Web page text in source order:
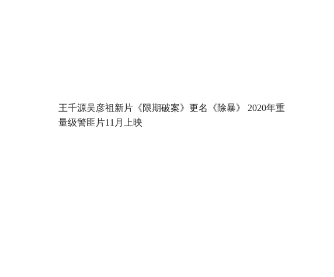
王千源吴彦祖新片《限期破案》更名《除暴》 2020年重
量级警匪片11月上映